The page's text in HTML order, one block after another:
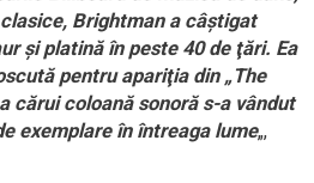
Brightman a câştigat
şi platină în peste 40 de ţări. Ea
pentru apariţia din „The
cărui coloană sonoră s-a vândut
exemplare în întreaga lume„,